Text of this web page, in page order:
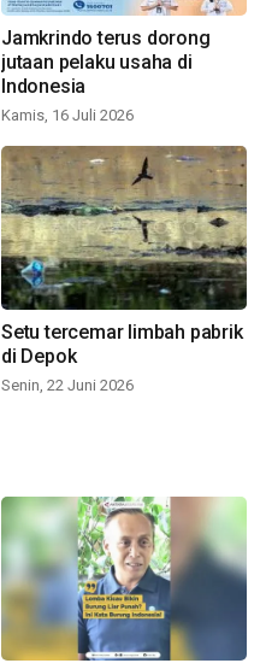
Jamkrindo terus dorong
jutaan pelaku usaha di
Indonesia
Kamis, 16 Juli 2026
Setu tercemar limbah pabrik
di Depok
Senin, 22 Juni 2026